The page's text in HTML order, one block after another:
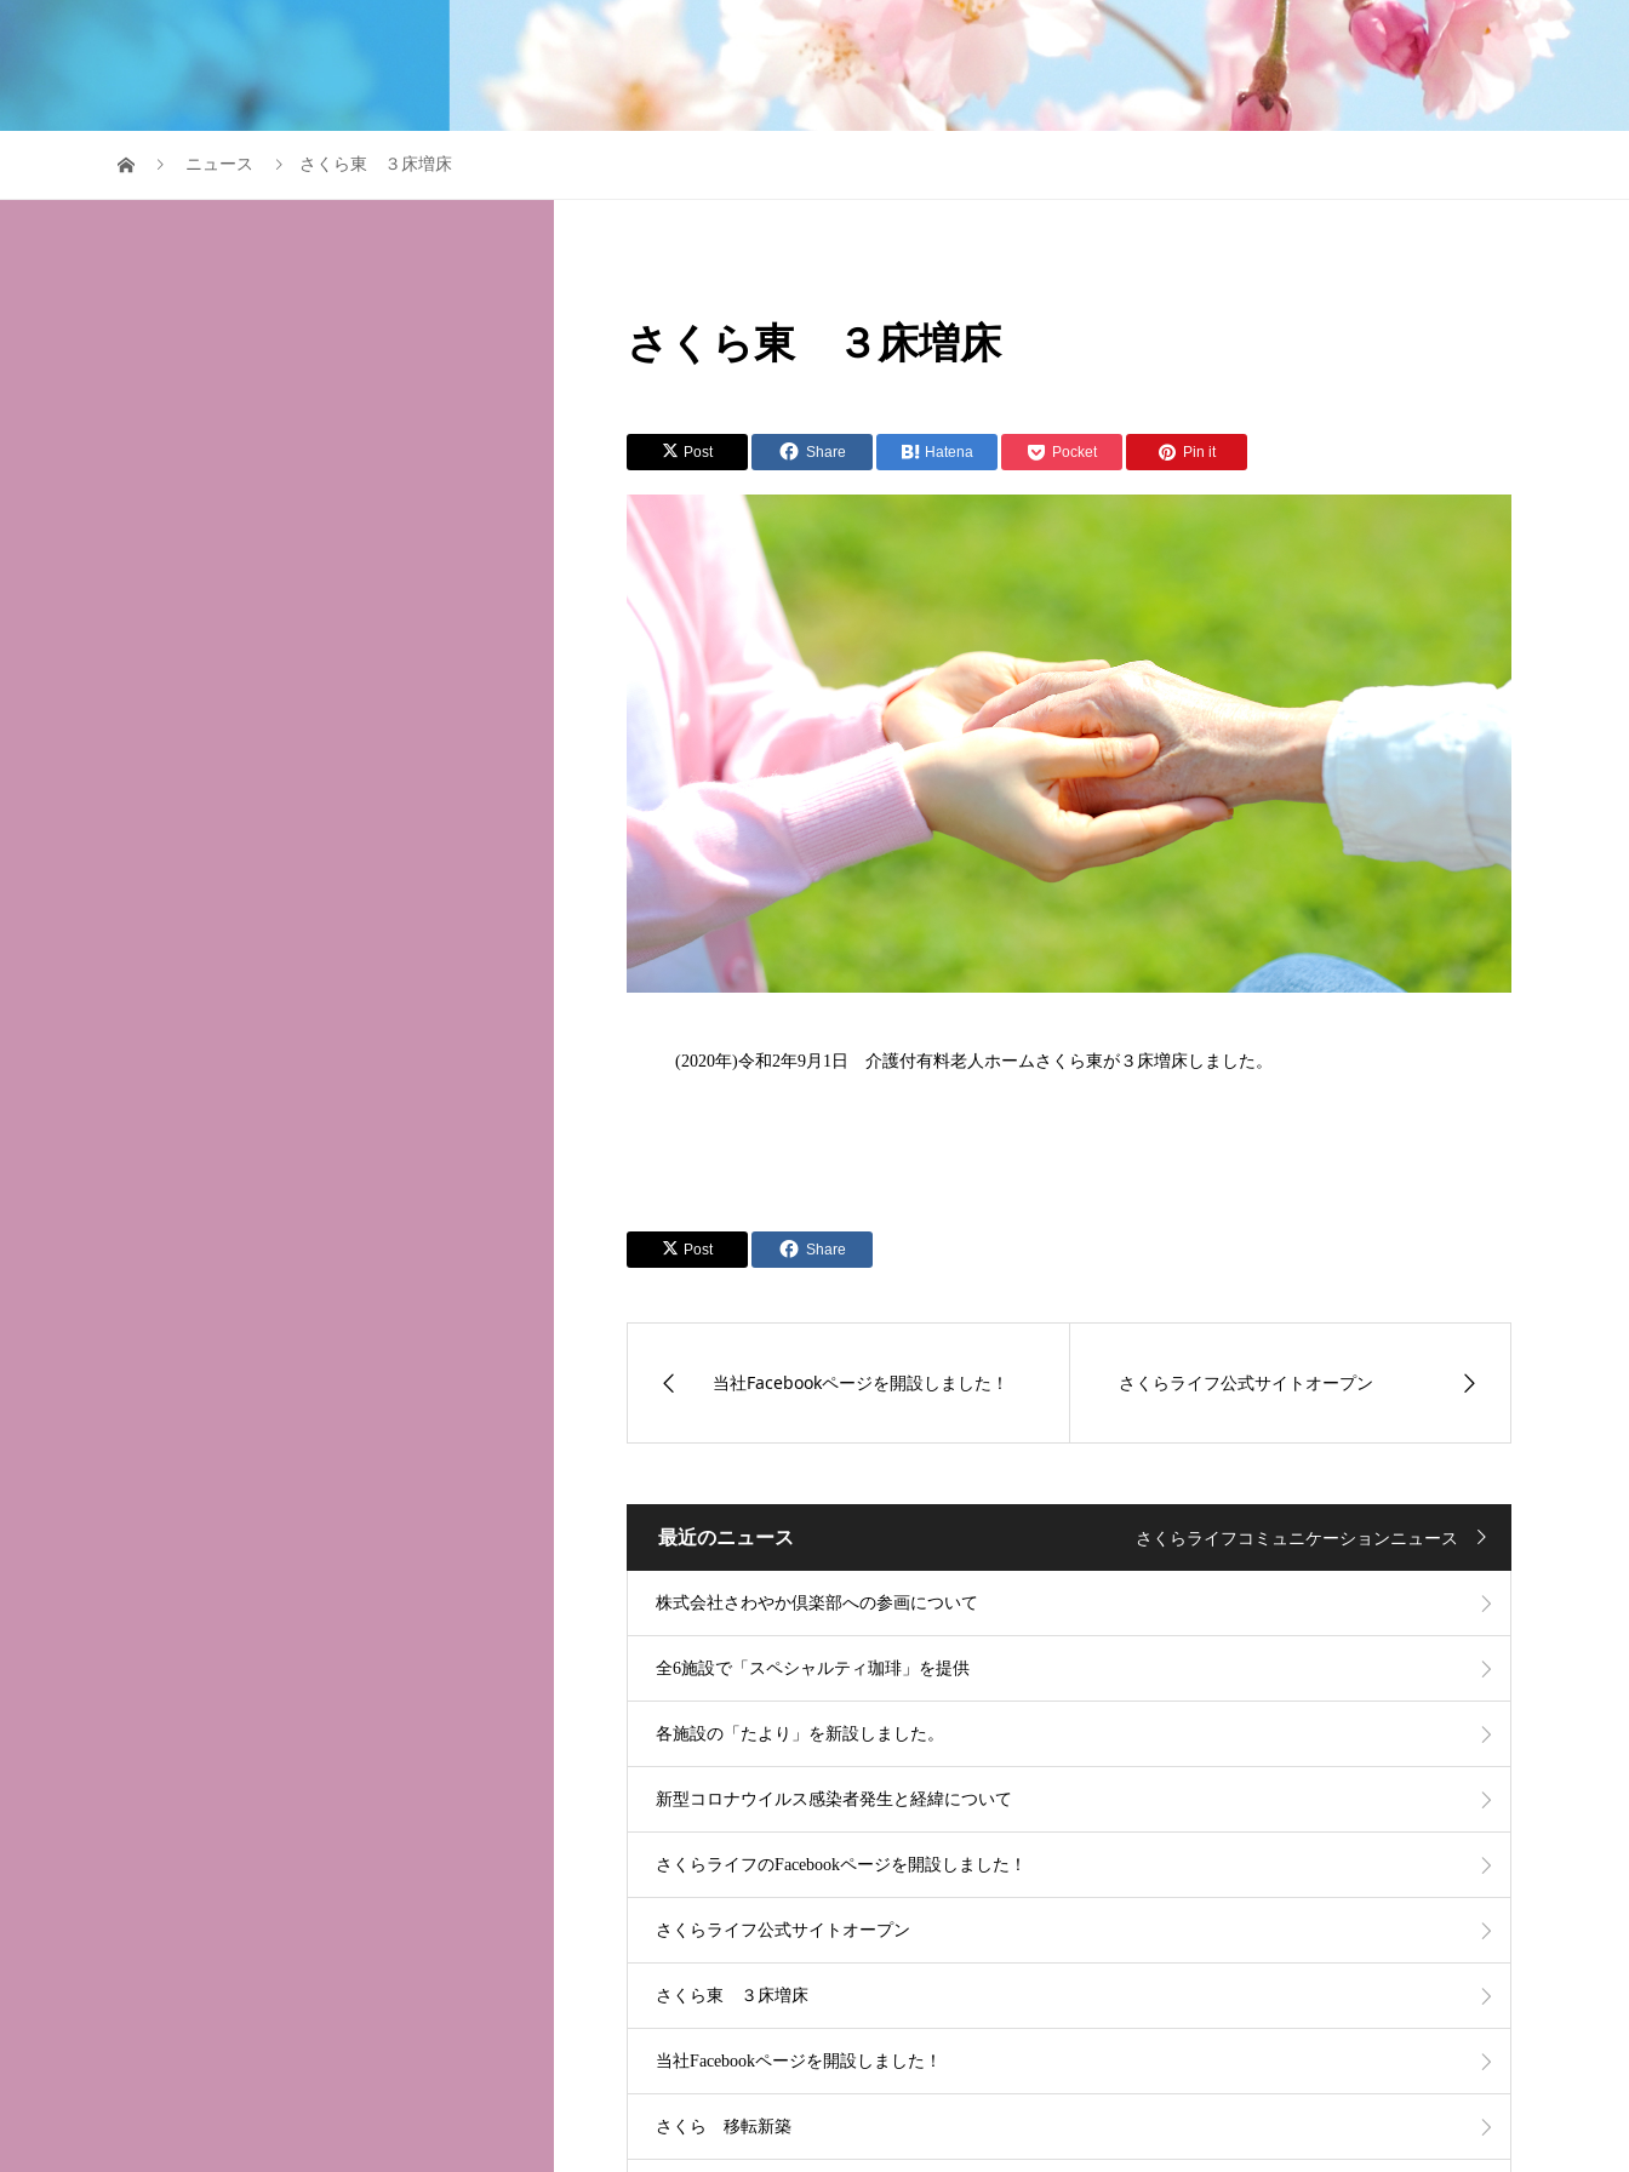
ニュース さくら東 ３床増床
さくら東 ３床増床
Post Share Hatena Pocket Pin it
(2020年)令和2年9月1日 介護付有料老人ホームさくら東が３床増床しました。
Post Share
当社Facebookページを開設しました！ さくらライフ公式サイトオープン
最近のニュース さくらライフコミュニケーションニュース
株式会社さわやか倶楽部への参画について
全6施設で「スペシャルティ珈琲」を提供
各施設の「たより」を新設しました。
新型コロナウイルス感染者発生と経緯について
さくらライフのFacebookページを開設しました！
さくらライフ公式サイトオープン
さくら東 ３床増床
当社Facebookページを開設しました！
さくら 移転新築